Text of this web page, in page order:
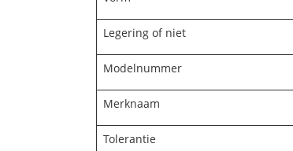
Legering of niet
Modelnummer
Merknaam
Tolerantie